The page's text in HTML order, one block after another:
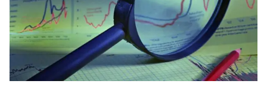
米国市場のトピックス
市場予想と一致したPCEデフレータ
アームのIPO 9/14から取引開始
ブロードコムの決算に半導体需要の低